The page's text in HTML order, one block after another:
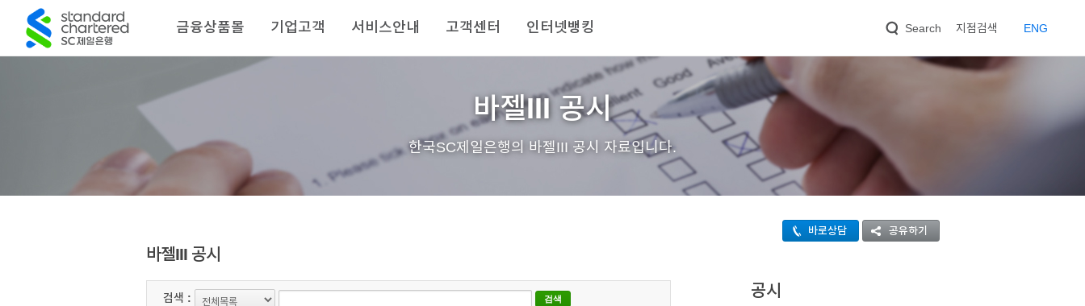
금융상품몰 기업고객 서비스안내 고객센터 인터넷뱅킹 Search 지점검색 ENG
바젤III 공시
한국SC제일은행의 바젤III 공시 자료입니다.
바로상담 공유하기
공시
바젤III 공시
검색 :